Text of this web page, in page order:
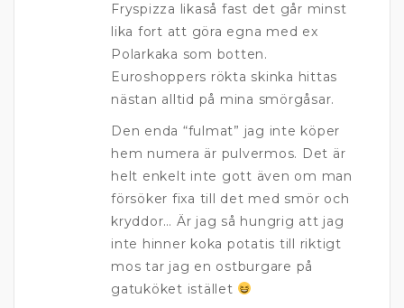
Fryspizza likaså fast det går minst
lika fort att göra egna med ex
Polarkaka som botten.
Euroshoppers rökta skinka hittas
nästan alltid på mina smörgåsar.
Den enda “fulmat” jag inte köper
hem numera är pulvermos. Det är
helt enkelt inte gott även om man
försöker fixa till det med smör och
kryddor… Är jag så hungrig att jag
inte hinner koka potatis till riktigt
mos tar jag en ostburgare på
gatuköket istället